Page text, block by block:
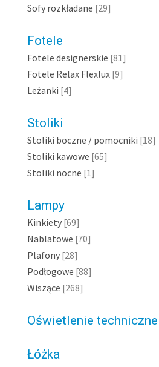
Sofy rozkładane [29]
Fotele
Fotele designerskie [81]
Fotele Relax Flexlux [9]
Leżanki [4]
Stoliki
Stoliki boczne / pomocniki [18]
Stoliki kawowe [65]
Stoliki nocne [1]
Lampy
Kinkiety [69]
Nablatowe [70]
Plafony [28]
Podłogowe [88]
Wiszące [268]
Oświetlenie techniczne
Łóżka